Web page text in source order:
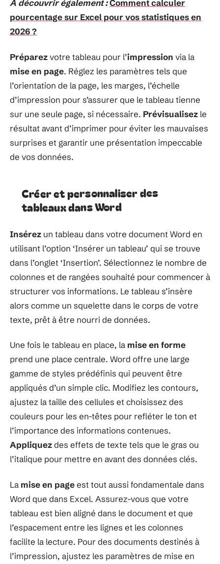
A découvrir également :Comment calculer
pourcentage sur Excel pour vos statistiques en
2026 ?
Préparezvotre tableau pour l’impression via la
mise en page. Réglez les paramètres tels que
l’orientation de la page, les marges, l’échelle
d’impression pour s’assurer que le tableau tienne
sur une seule page, si nécessaire. Prévisualisez le
résultat avant d’imprimer pour éviter les mauvaises
surprises et garantir une présentation impeccable
de vos données.
Créer et personnaliser des
tableaux dans Word
Insérez un tableau dans votre document Word en
utilisant l’option ‘Insérer un tableau’ qui se trouve
dans l’onglet ‘Insertion’. Sélectionnez le nombre de
colonnes et de rangées souhaité pour commencer à
structurer vos informations. Le tableau s’insère
alors comme un squelette dans le corps de votre
texte, prêt à être nourri de données.
Une fois le tableau en place, la mise en forme
prend une place centrale. Word offre une large
gamme de styles prédéfinis qui peuvent être
appliqués d’un simple clic. Modifiez les contours,
ajustez la taille des cellules et choisissez des
couleurs pour les en-têtes pour refléter le ton et
l’importance des informations contenues.
Appliquezdes effets de texte tels que le gras ou
l’italique pour mettre en avant des données clés.
La mise en pageest tout aussi fondamentale dans
Word que dans Excel. Assurez-vous que votre
tableau est bien aligné dans le document et que
l’espacement entre les lignes et les colonnes
facilite la lecture. Pour des documents destinés à
l’impression, ajustez les paramètres de mise en